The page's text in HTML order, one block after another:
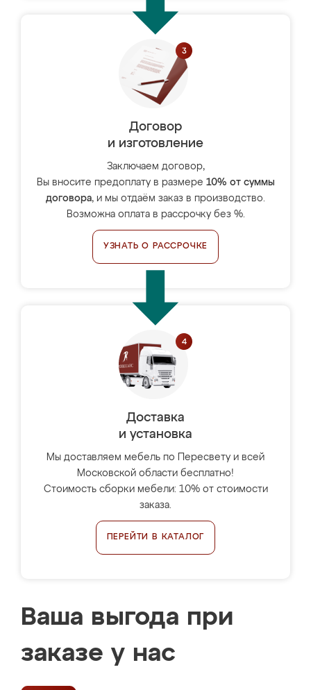
Договор
и изготовление
Заключаем договор,
Вы вносите предоплату в размере 10% от суммы
договора, и мы отдаём заказ в производство.
Возможна оплата в рассрочку без %.
УЗНАТЬ О РАССРОЧКЕ
Доставка
и установка
Мы доставляем мебель по Пересвету и всей
Московской области бесплатно!
Стоимость сборки мебели: 10% от стоимости
заказа.
ПЕРЕЙТИ В КАТАЛОГ
Ваша выгода при
заказе у нас